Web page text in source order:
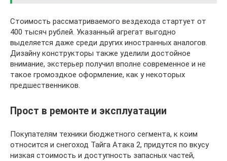
Стоимость рассматриваемого вездехода стартует от
400 тысяч рублей. Указанный агрегат выгодно
выделяется даже среди других иностранных аналогов.
Дизайну конструкторы также уделили достойное
внимание, экстерьер получил вполне современное и не
такое громоздкое оформление, как у некоторых
предшественников.
Прост в ремонте и эксплуатации
Покупателям техники бюджетного сегмента, к коим
относится и снегоход Тайга Атака 2, придутся по вкусу
низкая стоимость и доступность запасных частей,